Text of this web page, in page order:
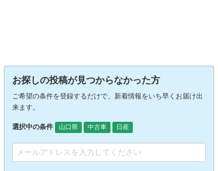
お探しの投稿が見つからなかった方
ご希望の条件を登録するだけで、新着情報をいち早くお届け出
来ます。
選択中の条件 山口県 中古車 日産